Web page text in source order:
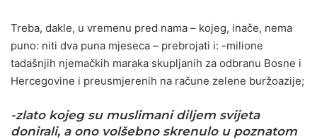
Treba, dakle, u vremenu pred nama – kojeg, inače, nema
puno: niti dva puna mjeseca – prebrojati i: -milione
tadašnjih njemačkih maraka skupljanih za odbranu Bosne i
Hercegovine i preusmjerenih na račune zelene buržoazije;
-zlato kojeg su muslimani diljem svijeta
donirali, a ono volšebno skrenulo u poznatom